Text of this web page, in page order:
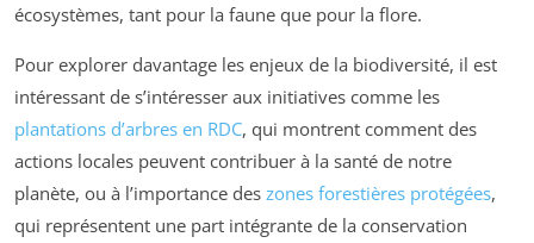
écosystèmes, tant pour la faune que pour la flore.
Pour explorer davantage les enjeux de la biodiversité, il est
intéressant de s’intéresser aux initiatives comme les
plantations d’arbres en RDC, qui montrent comment des
actions locales peuvent contribuer à la santé de notre
planète, ou à l’importance des zones forestières protégées,
qui représentent une part intégrante de la conservation